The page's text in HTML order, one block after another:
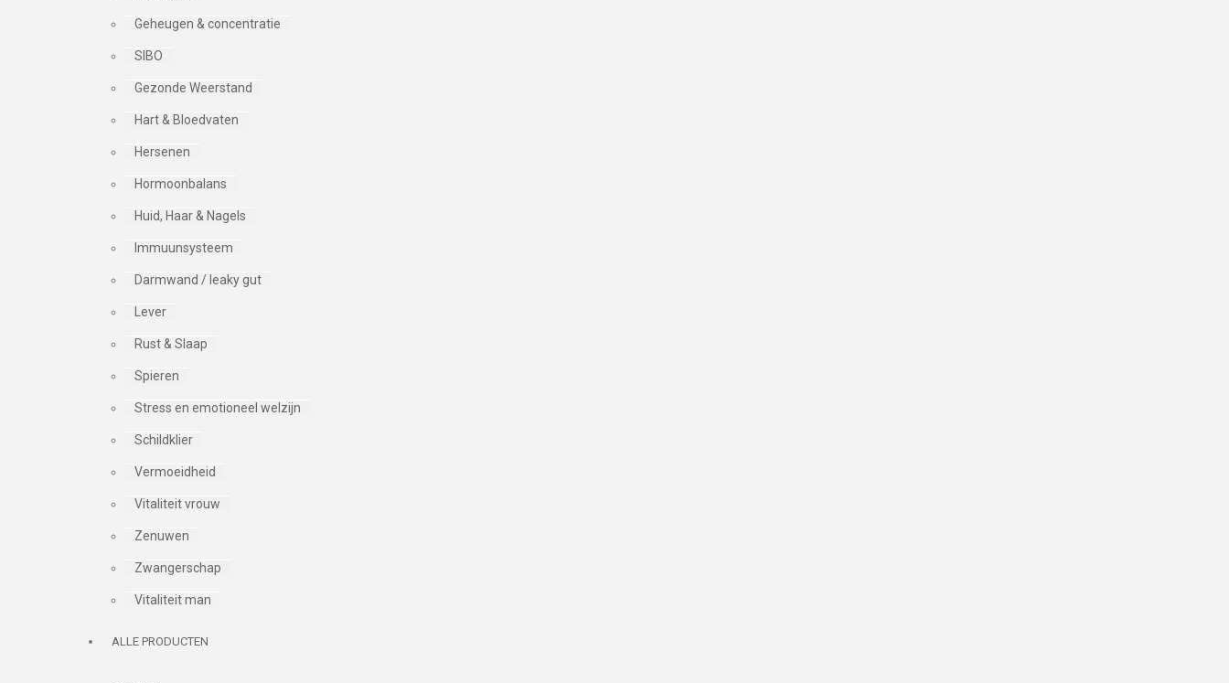
Geheugen & concentratie
SIBO
Gezonde Weerstand
Hart & Bloedvaten
Hersenen
Hormoonbalans
Huid, Haar & Nagels
Immuunsysteem
Darmwand / leaky gut
Lever
Rust & Slaap
Spieren
Stress en emotioneel welzijn
Schildklier
Vermoeidheid
Vitaliteit vrouw
Zenuwen
Zwangerschap
Vitaliteit man
ALLE PRODUCTEN